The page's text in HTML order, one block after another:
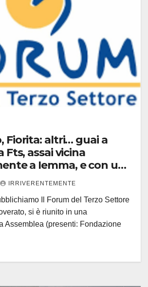
Fiorita: altri… guai a
Fts, assai vicina
a Iemma, e con un
di recente in Forum
Celia (ex Pd)
IRRIVERENTEMENTE
Il Forum del Terzo Settore
si è riunito in una
Assemblea (presenti: Fondazione